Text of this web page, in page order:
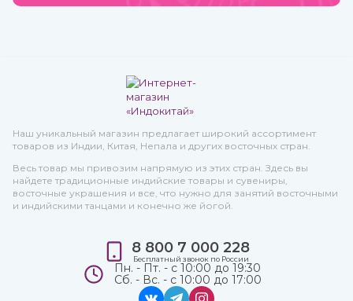
Наш уникальный магазин предлагает широкий ассортимент
товаров из Индии, Китая, Непала и других восточных стран.
Весь товар мы привозим напрямую из этих стран. Здесь вы
найдете традиционные индийские товары и сувениры,
восточные украшения и все, что нужно для занятий восточными
и индийскими танцами и конечно же йогой.
8 800 7 000 228
Бесплатный звонок по России
Пн. - Пт. - с 10:00 до 19:30
Сб. - Вс. - с 10:00 до 17:00